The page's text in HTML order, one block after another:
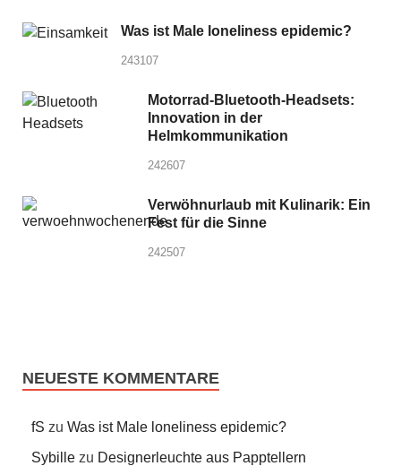
Was ist Male loneliness epidemic?
243107
Motorrad-Bluetooth-Headsets:
Innovation in der
Helmkommunikation
242607
Verwöhnurlaub mit Kulinarik: Ein
Fest für die Sinne
242507
NEUESTE KOMMENTARE
fS zu Was ist Male loneliness epidemic?
Sybille zu Designerleuchte aus Papptellern